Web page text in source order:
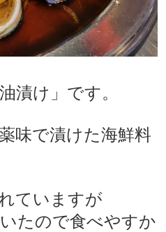
漬け」です。
味で漬けた海鮮料
ていますが
たので食べやすか